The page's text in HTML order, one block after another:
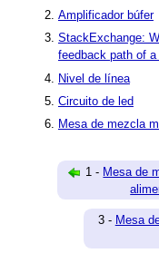
Amplificador búfer
StackExchange:
feedback path of
Nivel de línea
Circuito de led
Mesa de mezcla
1 - Mesa de
3 - Mesa